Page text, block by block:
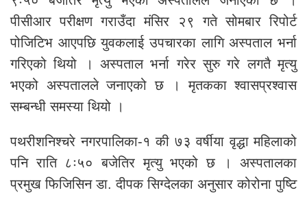
पीसीआर परीक्षण गराउँदा मंसिर २९ गते सोमबार रिपोर्ट
पोजिटिभ आएपछि युवकलाई उपचारका लागि अस्पताल भर्ना
गरिएको थियो । अस्पताल भर्ना गरेर सुरु गरे लगतै मृत्यु
भएको अस्पतालले जनाएको छ । मृतकका श्वासप्रश्वास
सम्बन्धी समस्या थियो ।
पथरीशनिश्चरे नगरपालिका-१ की ७३ वर्षीया वृद्धा महिलाको
पनि राति ८ः५० बजेतिर मृत्यु भएको छ । अस्पतालका
प्रमुख फिजिसिन डा. दीपक सिग्देलका अनुसार कोरोना पुष्टि